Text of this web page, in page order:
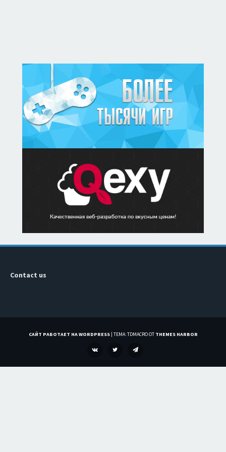
Contact us
САЙТ РАБОТАЕТ НА WORDPRESS ТЕМА: TDMACRO ОТ THEMES HARBOR
TWITTER